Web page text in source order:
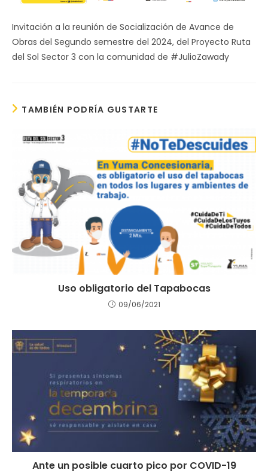
Invitación a la reunión de Socialización de Avance de
Obras del Segundo semestre del 2024, del Proyecto Ruta
del Sol Sector 3 con la comunidad de #JulioZawady
TAMBIÉN PODRÍA GUSTARTE
Uso obligatorio del Tapabocas
09/06/2021
Ante un posible cuarto pico por COVID-19